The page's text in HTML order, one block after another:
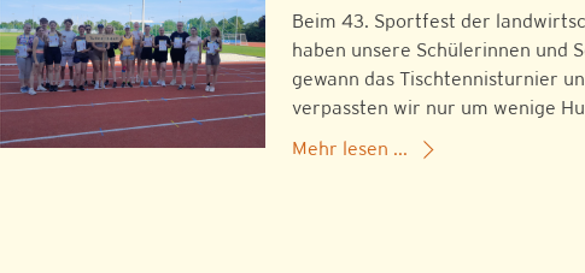
Beim 43. Sportfest der
haben unsere Schülerinnen und
gewann das Tischtennisturnier
verpassten wir nur um wenige
Mehr lesen ...